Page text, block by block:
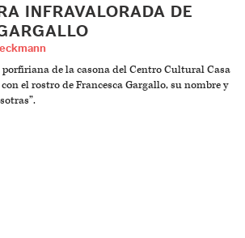
INFRAVALORADA DE
de la casona del Centro Cultural Casa
el rostro de Francesca Gargallo, su nombre y